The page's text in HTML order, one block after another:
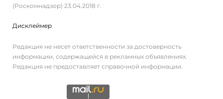
(Роскомнадзор) 23.04.2018 г.
Дисклеймер
Редакция не несет ответственности за достоверность
информации, содержащейся в рекламных объявлениях.
Редакция не предоставляет справочной информации.